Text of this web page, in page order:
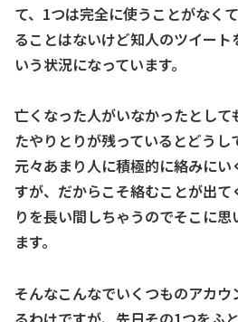
て、1つは完全に使うことがなく
ることはないけど知人のツイー
いう状況になっています。
亡くなった人がいなかったとして
たやりとりが残っているとどうし
元々あまり人に積極的に絡みに
すが、だからこそ絡むことが出
りを長い間しちゃうのでそこに
ます。
そんなこんなでいくつものアカ